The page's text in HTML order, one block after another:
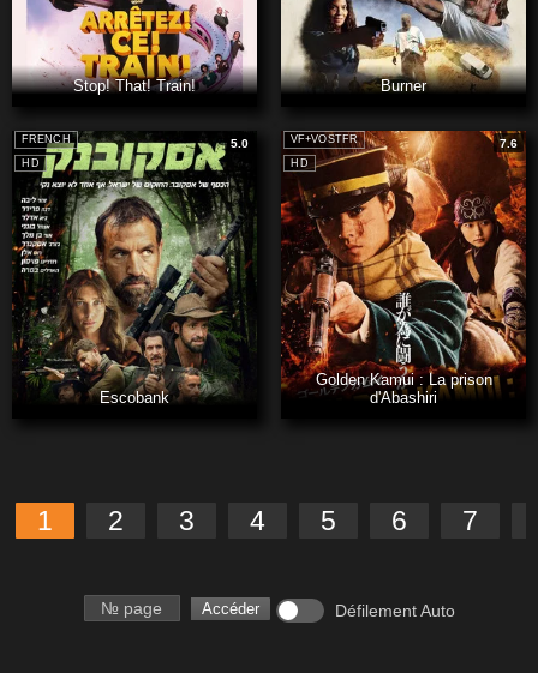
Stop! That! Train! Burner
HD
FRENCH 5.0
Escobank
HD
VF+VOSTFR 7.6
Golden Kamui : La prison
d'Abashiri
1 2 3 4 5 6 7
Numéro de page Accéder Défilement Auto